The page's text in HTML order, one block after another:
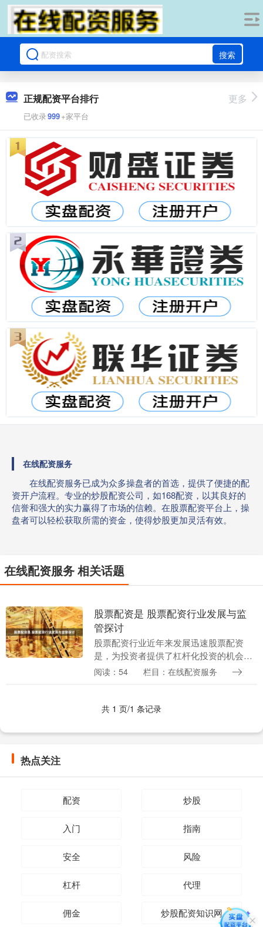
搜索
正规配资平台排行
已收录999+家平台
更多
在线配资服务
在线配资服务已成为众多操盘者的首选，提供了便捷的配
资开户流程。专业的炒股配资公司，如168配资，以其良好的
信誉和强大的实力赢得了市场的信赖。在股票配资平台上，操
盘者可以轻松获取所需的资金，使得炒股更加灵活有效。
在线配资服务 相关话题
股票配资是 股票配资行业发展与监
管探讨
股票配资行业近年来发展迅速股票配资
是，为投资者提供了杠杆化投资的机会，
但也带来了一定的风险。 1. 年龄要求：通
阅读：54 栏目：在线配资服务
共 1 页/1 条记录
热点关注
配资 炒股
入门 指南
安全 风险
杠杆 代理
佣金 炒股配资知识网